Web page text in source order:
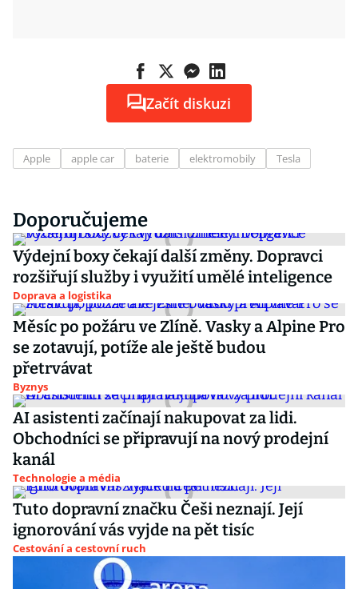
Začít diskuzi
Apple apple car baterie elektromobily Tesla
Doporučujeme
Výdejní boxy čekají další změny. Dopravci
rozšiřují služby i využití umělé inteligence
Doprava a logistika
Měsíc po požáru ve Zlíně. Vasky a Alpine Pro
se zotavují, potíže ale ještě budou
přetrvávat
Byznys
AI asistenti začínají nakupovat za lidi.
Obchodníci se připravují na nový prodejní
kanál
Technologie a média
Tuto dopravní značku Češi neznají. Její
ignorování vás vyjde na pět tisíc
Cestování a cestovní ruch